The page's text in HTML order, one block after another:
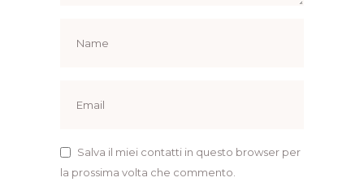
Salva il miei contatti in questo browser per
la prossima volta che commento.